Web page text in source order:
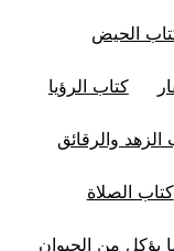
الحيض
كتاب الرؤيا
الزهد والرقائق
كتاب الصلاة
يؤكل من الحيوان